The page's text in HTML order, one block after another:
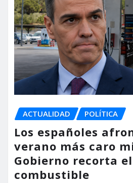
ACTUALIDAD POLÍTICA
Los españoles
verano más caro
Gobierno recorta
combustible